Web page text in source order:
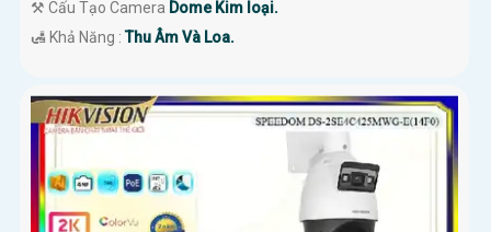
⚒ Cấu Tạo Camera Dome Kim loại.
️🛃 Khả Năng :Thu Âm Và Loa.